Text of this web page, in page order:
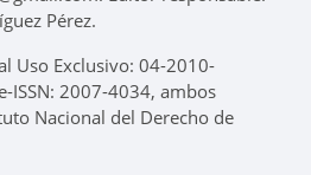
Pérez.
Uso Exclusivo: 04-2010-
ISSN: 2007-4034, ambos
Nacional del Derecho de